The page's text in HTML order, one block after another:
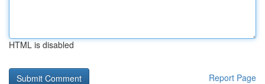
HTML is disabled
Report Page